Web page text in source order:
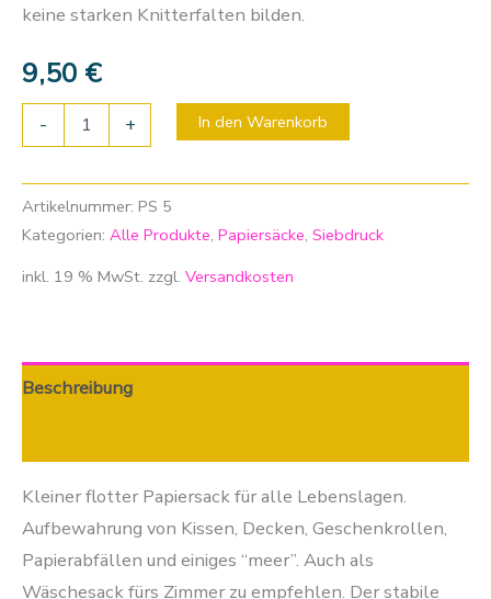
keine starken Knitterfalten bilden.
9,50 €
- + In den Warenkorb
Artikelnummer: PS 5
Kategorien: Alle Produkte, Papiersäcke, Siebdruck
inkl. 19 % MwSt. zzgl. Versandkosten
Beschreibung
Kleiner flotter Papiersack für alle Lebenslagen.
Aufbewahrung von Kissen, Decken, Geschenkrollen,
Papierabfällen und einiges “meer”. Auch als
Wäschesack fürs Zimmer zu empfehlen. Der stabile